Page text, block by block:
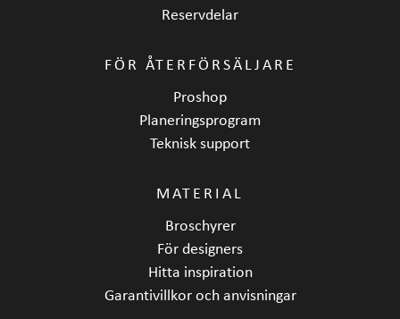
Reservdelar
FÖR ÅTERFÖRSÄLJARE
Proshop
Planeringsprogram
Teknisk support
MATERIAL
Broschyrer
För designers
Hitta inspiration
Garantivillkor och anvisningar